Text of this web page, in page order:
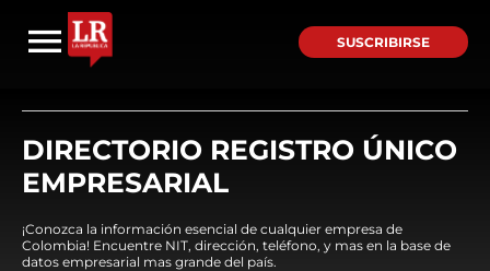
SUSCRIBIRSE
DIRECTORIO REGISTRO ÚNICO
EMPRESARIAL
¡Conozca la información esencial de cualquier empresa de
Colombia! Encuentre NIT, dirección, teléfono, y mas en la base de
datos empresarial mas grande del país.